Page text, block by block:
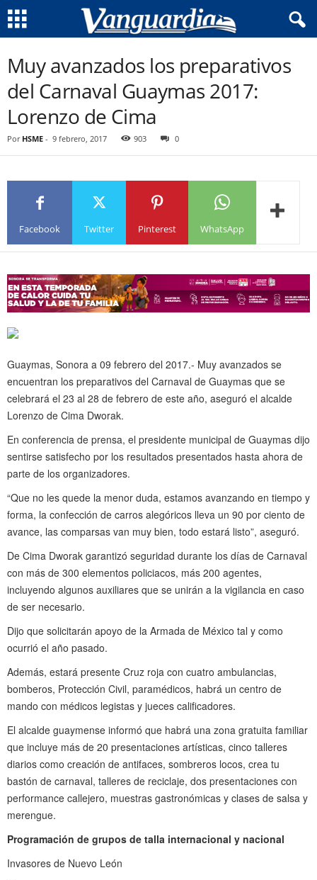
Muy avanzados los preparativos
del Carnaval Guaymas 2017:
Lorenzo de Cima
Por HSME - 9 febrero, 2017 903 0
Facebook Twitter Pinterest WhatsApp
Guaymas, Sonora a 09 febrero del 2017.- Muy avanzados se
encuentran los preparativos del Carnaval de Guaymas que se
celebrará el 23 al 28 de febrero de este año, aseguró el alcalde
Lorenzo de Cima Dworak.
En conferencia de prensa, el presidente municipal de Guaymas dijo
sentirse satisfecho por los resultados presentados hasta ahora de
parte de los organizadores.
“Que no les quede la menor duda, estamos avanzando en tiempo y
forma, la confección de carros alegóricos lleva un 90 por ciento de
avance, las comparsas van muy bien, todo estará listo”, aseguró.
De Cima Dworak garantizó seguridad durante los días de Carnaval
con más de 300 elementos policiacos, más 200 agentes,
incluyendo algunos auxiliares que se unirán a la vigilancia en caso
de ser necesario.
Dijo que solicitarán apoyo de la Armada de México tal y como
ocurrió el año pasado.
Además, estará presente Cruz roja con cuatro ambulancias,
bomberos, Protección Civil, paramédicos, habrá un centro de
mando con médicos legistas y jueces calificadores.
El alcalde guaymense informó que habrá una zona gratuita familiar
que incluye más de 20 presentaciones artísticas, cinco talleres
diarios como creación de antifaces, sombreros locos, crea tu
bastón de carnaval, talleres de reciclaje, dos presentaciones con
performance callejero, muestras gastronómicas y clases de salsa y
merengue.
Programación de grupos de talla internacional y nacional
Invasores de Nuevo León